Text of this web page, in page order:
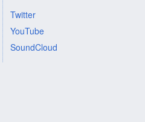
Twitter
YouTube
SoundCloud